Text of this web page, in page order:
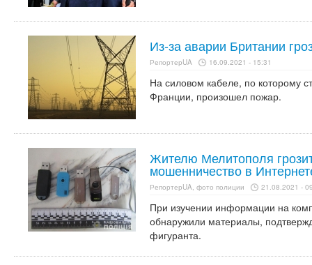
Из-за аварии Британии
РепортерUA 16.09.2021 - 15:31
На силовом кабеле, по которому
Франции, произошел пожар.
Жителю Мелитополя
мошенничество в
РепортерUA, фото полиции 21.08.2021 -
При изучении информации на
обнаружили материалы,
фигуранта.